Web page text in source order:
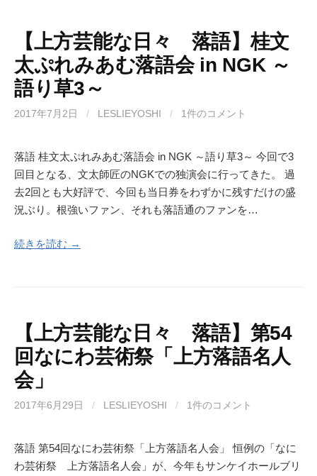
【上方芸能な日々 落語】桂文
太ぷれみあむ落語会 in NGK ～
語り草3～
2017年7月2日 / LESLIEYOSHI / 1件のコメント
落語 桂文太ぷれみあむ落語会 in NGK ～語り草3～ 今回で3
回目となる、文太師匠のNGKでの独演会に行ってきた。 過
去2回とも大好評で、今回も当日券をわずかに残すだけの盛
況ぶり。根強いファン、それも落語通のファンを…
続きを読む →
【上方芸能な日々 落語】第54
回なにわ芸術祭「上方落語名人
会」
2017年6月29日 / LESLIEYOSHI / 1件のコメント
落語 第54回なにわ芸術祭「上方落語名人会」 恒例の「なに
わ芸術祭 上方落語名人会」が、今年もサンケイホールブリ